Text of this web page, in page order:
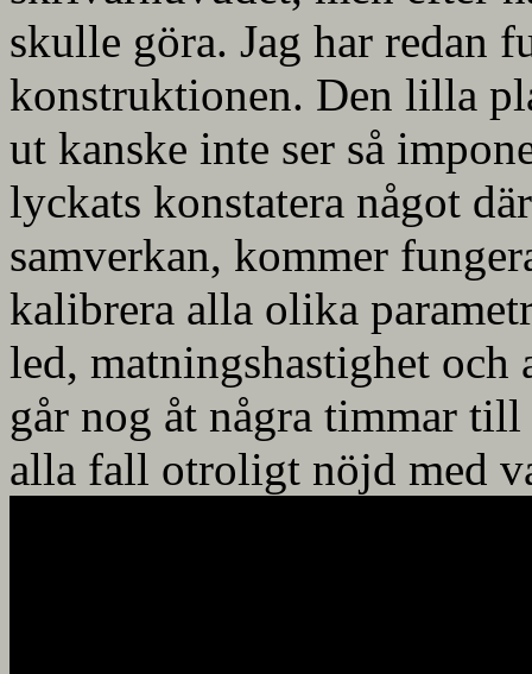
skulle göra. Jag har redan
konstruktionen. Den lilla
ut kanske inte ser så
lyckats konstatera något
samverkan, kommer
kalibrera alla olika
led, matningshastighet
går nog åt några timmar
alla fall otroligt nöjd med